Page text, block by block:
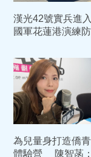
漢光42號實兵進
國軍花蓮港演練
為兒量身打造僑
體驗營 陳智菡